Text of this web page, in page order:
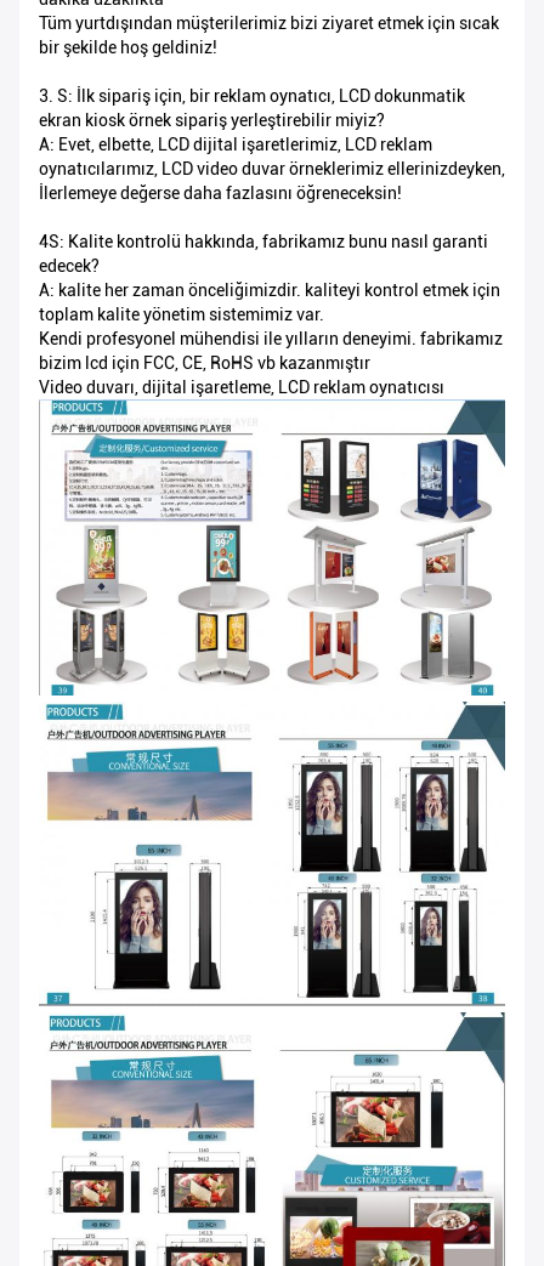
Tüm yurtdışından müşterilerimiz bizi ziyaret etmek için sıcak
bir şekilde hoş geldiniz!
3. S: İlk sipariş için, bir reklam oynatıcı, LCD dokunmatik
ekran kiosk örnek sipariş yerleştirebilir miyiz?
A: Evet, elbette, LCD dijital işaretlerimiz, LCD reklam
oynatıcılarımız, LCD video duvar örneklerimiz ellerinizdeyken,
İlerlemeye değerse daha fazlasını öğreneceksin!
4S: Kalite kontrolü hakkında, fabrikamız bunu nasıl garanti
edecek?
A: kalite her zaman önceliğimizdir. kaliteyi kontrol etmek için
toplam kalite yönetim sistemimiz var.
Kendi profesyonel mühendisi ile yılların deneyimi. fabrikamız
bizim lcd için FCC, CE, RoHS vb kazanmıştır
Video duvarı, dijital işaretleme, LCD reklam oynatıcısı